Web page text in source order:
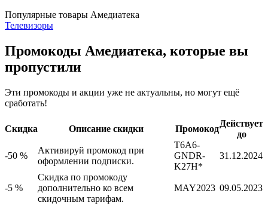
Популярные товары Амедиатека
Телевизоры
Промокоды Амедиатека, которые вы
пропустили
Эти промокоды и акции уже не актуальны, но могут ещё
сработать!
Скидка Описание скидки Промокод
Действует
до
-50 %
Активируй промокод при
оформлении подписки.
T6A6-
GNDR-
K27H*
31.12.2024
-5 %
Скидка по промокоду
дополнительно ко всем
скидочным тарифам.
MAY2023 09.05.2023